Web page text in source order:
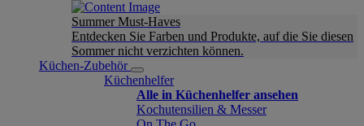
Summer Must-Haves
Entdecken Sie Farben und Produkte, auf die Sie diesen
Sommer nicht verzichten können.
Küchen-Zubehör
Küchenhelfer
Alle in Küchenhelfer ansehen
Kochutensilien & Messer